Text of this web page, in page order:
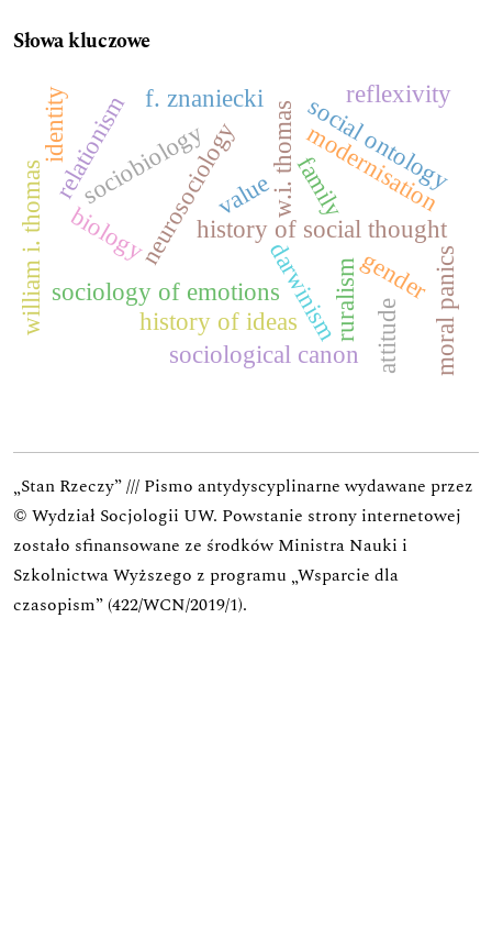
Słowa kluczowe
neurosociology
biology
sociobiology
history of social thought
darwinism
w.i. thomas
f. znaniecki
sociology of emotions
history of ideas
sociological canon
ruralismgender
family
modernisation
moral panics
william i. thomas value
attitude
relationism social ontology
reflexivity
identity
„Stan Rzeczy” /// Pismo antydyscyplinarne wydawane przez
© Wydział Socjologii UW. Powstanie strony internetowej
zostało sfinansowane ze środków Ministra Nauki i
Szkolnictwa Wyższego z programu „Wsparcie dla
czasopism” (422/WCN/2019/1).